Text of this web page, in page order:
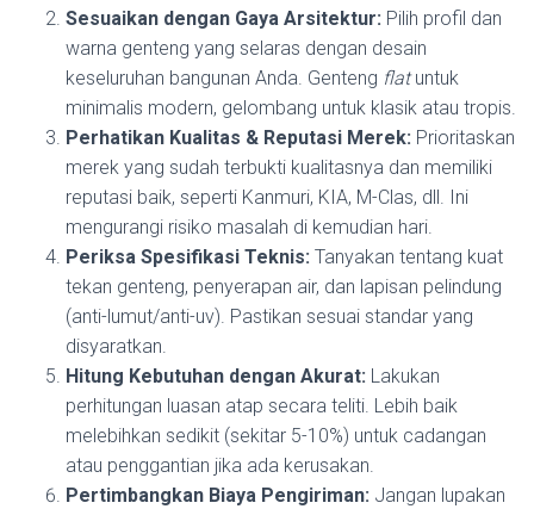
Sesuaikan dengan Gaya Arsitektur: Pilih profil dan
warna genteng yang selaras dengan desain
keseluruhan bangunan Anda. Genteng flatuntuk
minimalis modern, gelombang untuk klasik atau tropis.
Perhatikan Kualitas & Reputasi Merek: Prioritaskan
merek yang sudah terbukti kualitasnya dan memiliki
reputasi baik, seperti Kanmuri, KIA, M-Clas, dll. Ini
mengurangi risiko masalah di kemudian hari.
Periksa Spesifikasi Teknis: Tanyakan tentang kuat
tekan genteng, penyerapan air, dan lapisan pelindung
(anti-lumut/anti-uv). Pastikan sesuai standar yang
disyaratkan.
Hitung Kebutuhan dengan Akurat: Lakukan
perhitungan luasan atap secara teliti. Lebih baik
melebihkan sedikit (sekitar 5-10%) untuk cadangan
atau penggantian jika ada kerusakan.
Pertimbangkan Biaya Pengiriman: Jangan lupakan